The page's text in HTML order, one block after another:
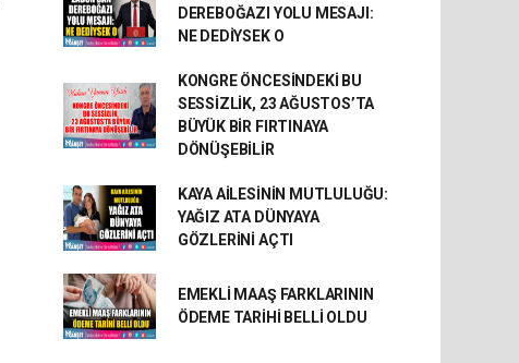
DEREBOĞAZI YOLU MESAJI:
NE DEDİYSEK O
KONGRE ÖNCESİNDEKİ BU
SESSİZLİK, 23 AĞUSTOS’TA
BÜYÜK BİR FIRTINAYA
DÖNÜŞEBİLİR
KAYA AİLESİNİN MUTLULUĞU:
YAĞIZ ATA DÜNYAYA
GÖZLERİNİ AÇTI
EMEKLİ MAAŞ FARKLARININ
ÖDEME TARİHİ BELLİ OLDU